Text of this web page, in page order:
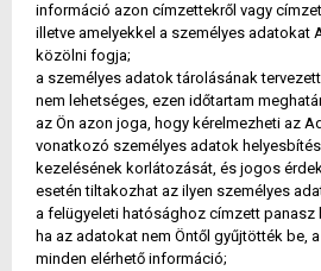
információ azon címzettekről vagy
illetve amelyekkel a személyes adatokat
közölni fogja;
a személyes adatok tárolásának
nem lehetséges, ezen időtartam
az Ön azon joga, hogy kérelmezheti az
vonatkozó személyes adatok
kezelésének korlátozását, és jogos
esetén tiltakozhat az ilyen személyes
a felügyeleti hatósághoz címzett panasz
ha az adatokat nem Öntől gyűjtötték be,
minden elérhető információ;